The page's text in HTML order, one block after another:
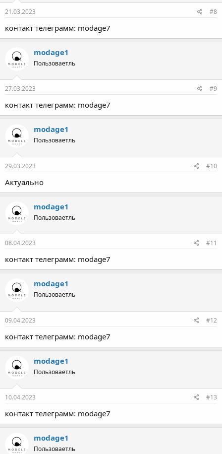
21.03.2023 #8
контакт телеграмм: modage7
modage1
Пользоваетль
27.03.2023 #9
контакт телеграмм: modage7
modage1
Пользоваетль
29.03.2023 #10
Актуально
modage1
Пользоваетль
08.04.2023 #11
контакт телеграмм: modage7
modage1
Пользоваетль
09.04.2023 #12
контакт телеграмм: modage7
modage1
Пользоваетль
10.04.2023 #13
контакт телеграмм: modage7
modage1
Пользоваетль